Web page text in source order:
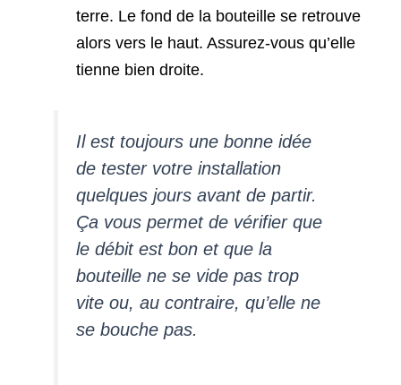
terre. Le fond de la bouteille se retrouve
alors vers le haut. Assurez-vous qu’elle
tienne bien droite.
Il est toujours une bonne idée
de tester votre installation
quelques jours avant de partir.
Ça vous permet de vérifier que
le débit est bon et que la
bouteille ne se vide pas trop
vite ou, au contraire, qu’elle ne
se bouche pas.